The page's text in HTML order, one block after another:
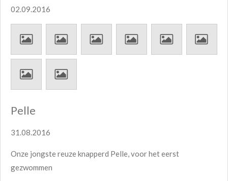
02.09.2016
Pelle
31.08.2016
Onze jongste reuze knapperd Pelle, voor het eerst
gezwommen